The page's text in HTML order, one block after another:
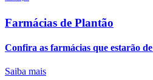
Farmácias de Plantão
Confira as farmácias que estarão
Saiba mais